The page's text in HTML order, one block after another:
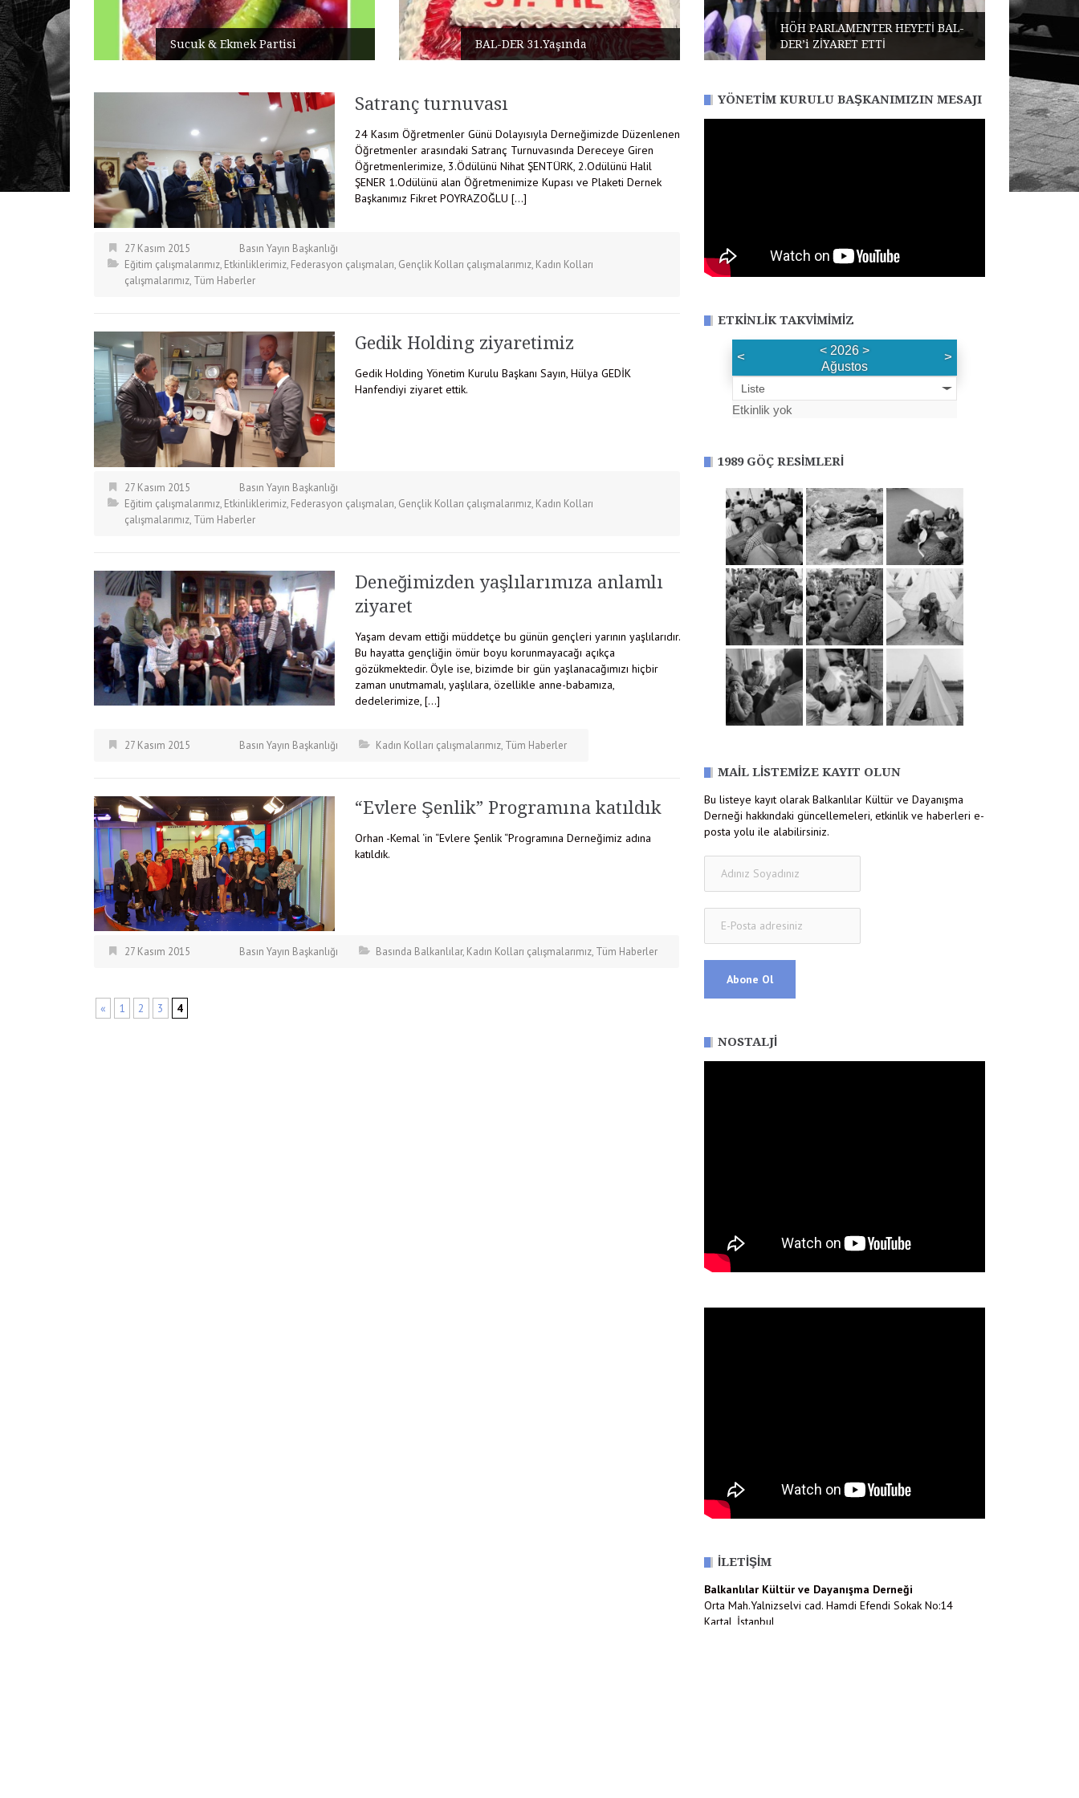
Sucuk & Ekmek Partisi BAL-DER 31.Yaşında
HÖH PARLAMENTER HEYETİ BAL-
DER’i ZİYARET ETTİ
Satranç turnuvası
24 Kasım Öğretmenler Günü Dolayısıyla Derneğimizde Düzenlenen
Öğretmenler arasındaki Satranç Turnuvasında Dereceye Giren
Öğretmenlerimize, 3.Ödülünü Nihat ŞENTÜRK, 2.Odülünü Halil
ŞENER 1.Odülünü alan Öğretmenimize Kupası ve Plaketi Dernek
Başkanımız Fikret POYRAZOĞLU […]
27 Kasım 2015
Basın Yayın Başkanlığı
Eğitim çalışmalarımız, Etkinliklerimiz, Federasyon çalışmaları, Gençlik Kolları çalışmalarımız, Kadın Kolları
çalışmalarımız, Tüm Haberler
Gedik Holding ziyaretimiz
Gedik Holding Yönetim Kurulu Başkanı Sayın, Hülya GEDİK
Hanfendiyi ziyaret ettik.
27 Kasım 2015
Basın Yayın Başkanlığı
Eğitim çalışmalarımız, Etkinliklerimiz, Federasyon çalışmaları, Gençlik Kolları çalışmalarımız, Kadın Kolları
çalışmalarımız, Tüm Haberler
Deneğimizden yaşlılarımıza anlamlı
ziyaret
Yaşam devam ettiği müddetçe bu günün gençleri yarının yaşlılarıdır.
Bu hayatta gençliğin ömür boyu korunmayacağı açıkça
gözükmektedir. Öyle ise, bizimde bir gün yaşlanacağımızı hiçbir
zaman unutmamalı, yaşlılara, özellikle anne-babamıza,
dedelerimize, […]
27 Kasım 2015 Basın Yayın Başkanlığı Kadın Kolları çalışmalarımız, Tüm Haberler
“Evlere Şenlik” Programına katıldık
Orhan -Kemal ‘in “Evlere Şenlik “Programına Derneğimiz adına
katıldık.
27 Kasım 2015 Basın Yayın Başkanlığı Basında Balkanlılar, Kadın Kolları çalışmalarımız, Tüm Haberler
« 1 2 3 4
YÖNETIM KURULU BAŞKANIMIZIN MESAJI
ETKINLIK TAKVIMIMIZ
< < 2026 >
Ağustos
>
Liste
Etkinlik yok
1989 GÖÇ RESIMLERI
MAIL LISTEMIZE KAYIT OLUN
Bu listeye kayıt olarak Balkanlılar Kültür ve Dayanışma
Derneği hakkındaki güncellemeleri, etkinlik ve haberleri e-
posta yolu ile alabilirsiniz.
NOSTALJI
İLETIŞIM
Balkanlılar Kültür ve Dayanışma Derneği
Orta Mah.Yalnizselvi cad. Hamdi Efendi Sokak No:14
Kartal, İstanbul